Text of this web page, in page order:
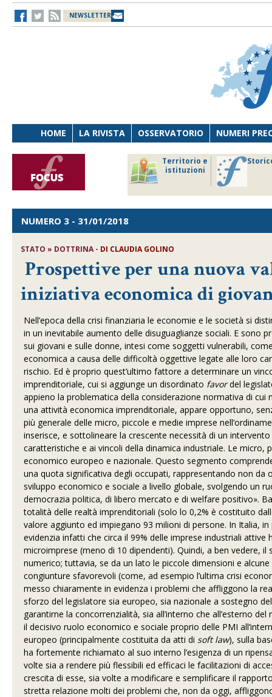
NEWSLETTER
HOME LA RIVISTA OSSERVATORIO NUMERI
Territorio e
istituzioni
NUMERO 3 - 31/01/2018
STATO » DOTTRINA - DI CLAUDIA GOLINO
Prospettive per una nuova
iniziativa economica di
Nell’epoca della crisi finanziaria le economie e le società si
in un inevitabile aumento delle disuguaglianze sociali. E sono
sui giovani e sulle donne, intesi come soggetti vulnerabili,
economica a causa delle difficoltà oggettive legate alle loro
rischio. Ed è proprio quest’ultimo fattore a determinare un
imprenditoriale, cui si aggiunge un disordinato favordel
appieno la problematica della considerazione normativa di
una attività economica imprenditoriale, appare opportuno,
più generale delle micro, piccole e medie imprese
inserisce, e sottolineare la crescente necessità di un
caratteristiche e ai vincoli della dinamica industriale. Le
economico europeo e nazionale. Questo segmento
una quota significativa degli occupati, rappresentando non
sviluppo economico e sociale a livello globale, svolgendo un
democrazia politica, di libero mercato e di welfare positivo».
totalità delle realtà imprenditoriali (solo lo 0,2% è costituito
valore aggiunto ed impiegano 93 milioni di persone. In Italia,
evidenzia infatti che circa il 99% delle imprese industriali
microimprese (meno di 10 dipendenti). Quindi, a ben vedere,
numerico; tuttavia, se da un lato le piccole dimensioni e
congiunture sfavorevoli (come, ad esempio l’ultima crisi
messo chiaramente in evidenza i problemi che affliggono la
sforzo del legislatore sia europeo, sia nazionale a sostegno
garantirne la concorrenzialità, sia all’interno che all’esterno
il decisivo ruolo economico e sociale proprio delle PMI
europeo (principalmente costituita da atti disoft law), sulla
ha fortemente richiamato al suo interno l’esigenza di un
volte sia a rendere più flessibili ed efficaci le facilitazioni di
crescita di esse, sia volte a modificare e semplificare il
stretta relazione molti dei problemi che, non da oggi,